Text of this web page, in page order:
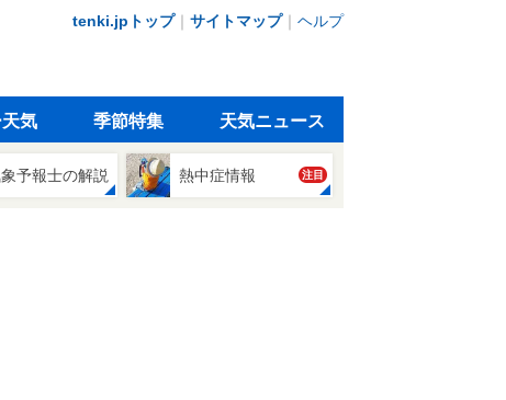
tenki.jpトップ｜ サイトマップ｜ ヘルプ
気 季節特集 天気ニュース
予報士の解説 熱中症情報 注目